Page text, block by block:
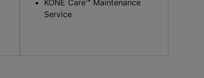
KONE Care™ Maintenance
Service